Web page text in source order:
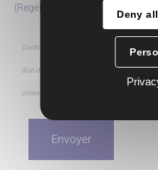
(Regénérer)
Conformément à la loi Informatique et
d'un droit d’accès, de modification, de
concernant. Afin d'exercer ce droit nous vous
Deny